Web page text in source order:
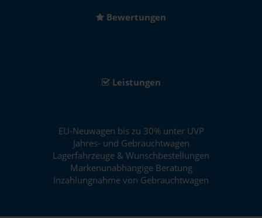
Bewertungen
Leistungen
EU-Neuwagen bis zu 30% unter UVP
Jahres- und Gebrauchtwagen
Lagerfahrzeuge & Wunschbestellungen
Markenunabhängige Beratung
Inzahlungnahme von Gebrauchtwagen